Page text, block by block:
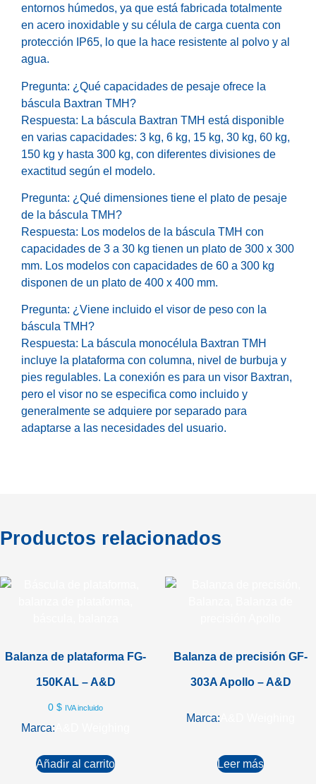
entornos húmedos, ya que está fabricada totalmente
en acero inoxidable y su célula de carga cuenta con
protección IP65, lo que la hace resistente al polvo y al
agua.
Pregunta: ¿Qué capacidades de pesaje ofrece la
báscula Baxtran TMH?
Respuesta: La báscula Baxtran TMH está disponible
en varias capacidades: 3 kg, 6 kg, 15 kg, 30 kg, 60 kg,
150 kg y hasta 300 kg, con diferentes divisiones de
exactitud según el modelo.
Pregunta: ¿Qué dimensiones tiene el plato de pesaje
de la báscula TMH?
Respuesta: Los modelos de la báscula TMH con
capacidades de 3 a 30 kg tienen un plato de 300 x 300
mm. Los modelos con capacidades de 60 a 300 kg
disponen de un plato de 400 x 400 mm.
Pregunta: ¿Viene incluido el visor de peso con la
báscula TMH?
Respuesta: La báscula monocélula Baxtran TMH
incluye la plataforma con columna, nivel de burbuja y
pies regulables. La conexión es para un visor Baxtran,
pero el visor no se especifica como incluido y
generalmente se adquiere por separado para
adaptarse a las necesidades del usuario.
Productos relacionados
Balanza de plataforma FG-
150KAL – A&D
0 $ IVA incluido
Marca:
Añadir al carrito
Balanza de precisión GF-
303A Apollo – A&D
Marca:
Leer más